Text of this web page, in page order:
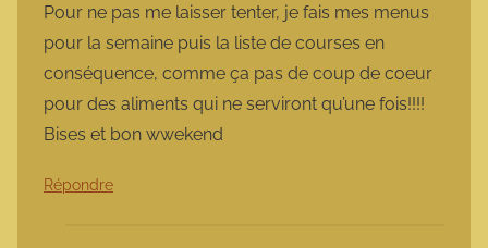
Pour ne pas me laisser tenter, je fais mes menus
pour la semaine puis la liste de courses en
conséquence, comme ça pas de coup de coeur
pour des aliments qui ne serviront qu’une fois!!!!
Bises et bon wwekend
Répondre